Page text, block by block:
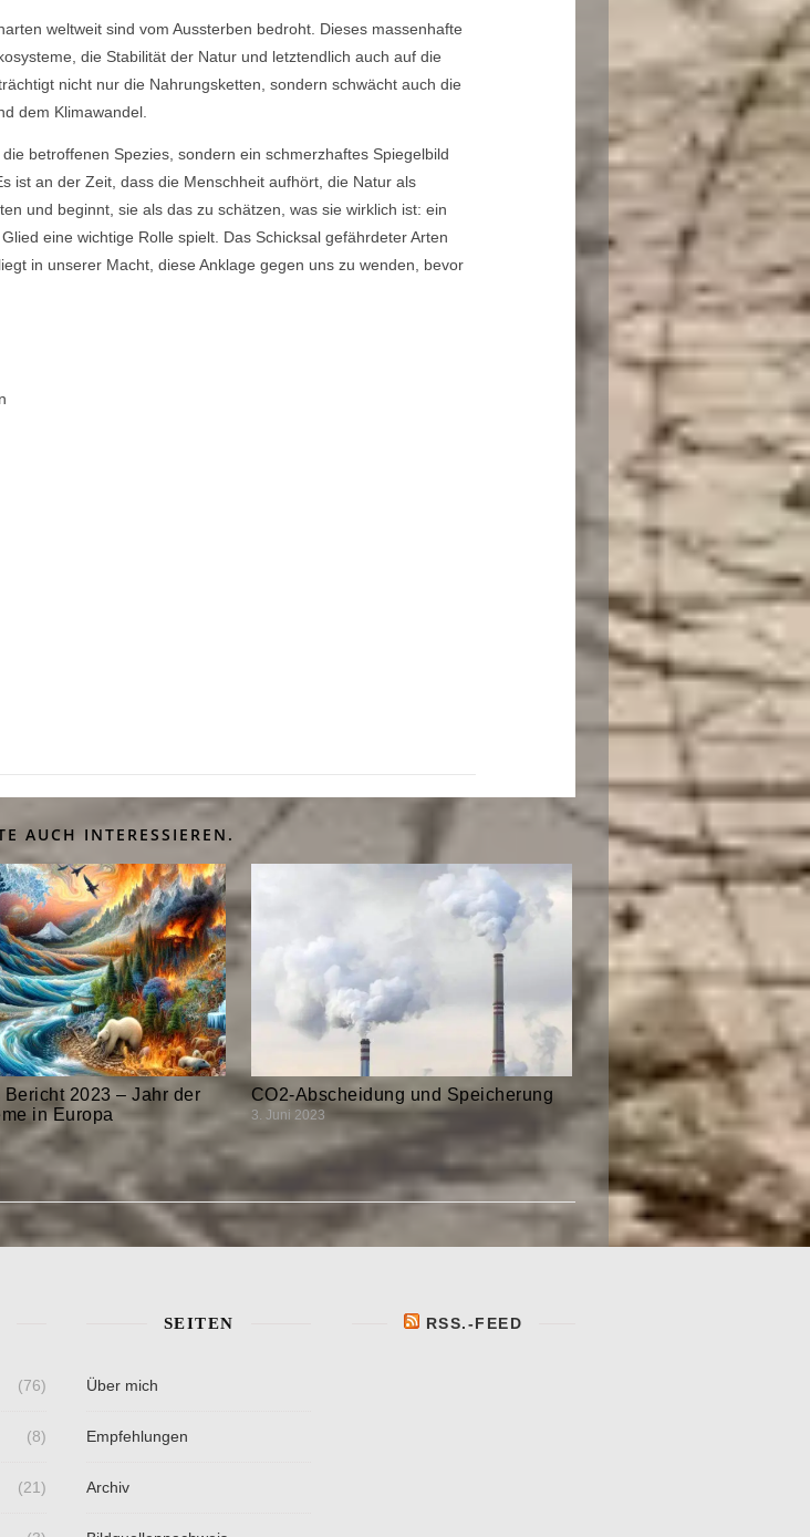
weltweit sind vom Aussterben bedroht. Dieses massenhafte
die Stabilität der Natur und letztendlich auch auf die
nicht nur die Nahrungsketten, sondern schwächt auch die
dem Klimawandel.
betroffenen Spezies, sondern ein schmerzhaftes Spiegelbild
ist an der Zeit, dass die Menschheit aufhört, die Natur als
und beginnt, sie als das zu schätzen, was sie wirklich ist: ein
eine wichtige Rolle spielt. Das Schicksal gefährdeter Arten
in unserer Macht, diese Anklage gegen uns zu wenden, bevor
AUCH INTERESSIEREN.
2023 – Jahr der
in Europa
CO2-Abscheidung und Speicherung
3. Juni 2023
(76)
(8)
(21)
SEITEN
Über mich
Empfehlungen
Archiv
RSS.-FEED